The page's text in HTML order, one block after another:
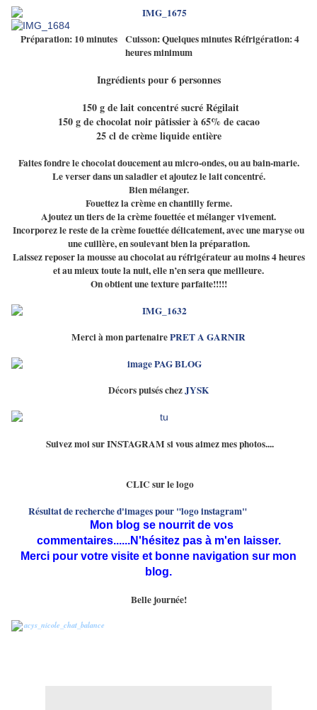
Préparation: 10 minutes Cuisson: Quelques minutes Réfrigération: 4
heures minimum
Ingrédients pour 6 personnes
150 g de lait concentré sucré Régilait
150 g de chocolat noir pâtissier à 65% de cacao
25 cl de crème liquide entière
Faites fondre le chocolat doucement au micro-ondes, ou au bain-marie.
Le verser dans un saladier et ajoutez le lait concentré.
Bien mélanger.
Fouettez la crème en chantilly ferme.
Ajoutez un tiers de la crème fouettée et mélanger vivement.
Incorporez le reste de la crème fouettée délicatement, avec une maryse ou
une cuillère, en soulevant bien la préparation.
Laissez reposer la mousse au chocolat au réfrigérateur au moins 4 heures
et au mieux toute la nuit, elle n’en sera que meilleure.
On obtient une texture parfaite!!!!!
Merci à mon partenairePRET A GARNIR
Décors puisés chezJYSK
Suivez moi sur INSTAGRAM si vous aimez mes photos....
CLIC sur le logo
Mon blog se nourrit de vos
commentaires......N'hésitez pas à m'en laisser.
Merci pour votre visite et bonne navigation sur mon
blog.
Belle journée!